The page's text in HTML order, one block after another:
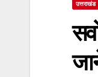
उत्तराखंड